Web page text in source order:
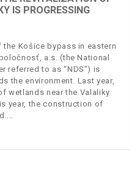
IS PROGRESSING
Košice bypass in eastern
a.s. (the National
referred to as “NDS”) is
the environment. Last year,
wetlands near the Valaliky
year, the construction of